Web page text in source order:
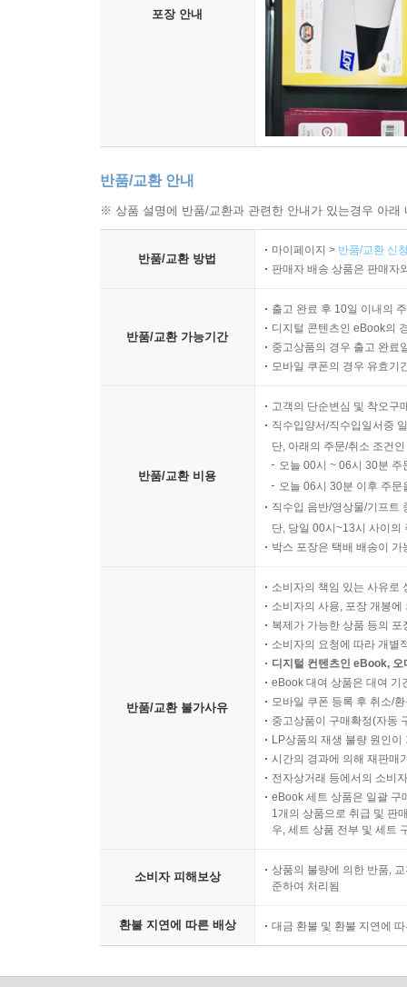
포장 안내
반품/교환 안내
※ 상품 설명에 반품/교환과 관련한 안내가 있는경우 아
반품/교환 방법
마이페이지 > 반품/교환 신
판매자 배송 상품은 판매자
반품/교환 가능기간
출고 완료 후 10일 이내의
디지털 콘텐츠인 eBook의
중고상품의 경우 출고 완료
모바일 쿠폰의 경우 유효기
반품/교환 비용
고객의 단순변심 및 착오구
직수입양서/직수입일서중
단, 아래의 주문/취소 조건
오늘 00시 ~ 06시 30분
오늘 06시 30분 이후 주
직수입 음반/영상물/기프트
단, 당일 00시~13시 사이의
박스 포장은 택배 배송이
반품/교환 불가사유
소비자의 책임 있는 사유로
소비자의 사용, 포장 개봉
복제가 가능한 상품 등의
소비자의 요청에 따라 개별
디지털 컨텐츠인 eBook,
eBook 대여 상품은 대여 기
모바일 쿠폰 등록 후 취소/
중고상품이 구매확정(자동
LP상품의 재생 불량 원인
시간의 경과에 의해 재판매
전자상거래 등에서의 소비
eBook 세트 상품은 일괄 구
1개의 상품으로 취급 및 판
우, 세트 상품 전부 및 세트
소비자 피해보상
상품의 불량에 의한 반품,
준하여 처리됨
환불 지연에 따른 배상 대금 환불 및 환불 지연에